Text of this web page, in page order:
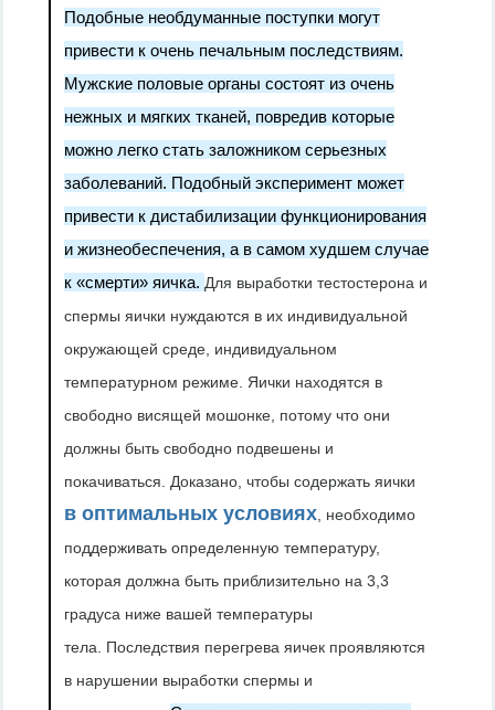
Подобные необдуманные поступки могут
привести к очень печальным последствиям.
Мужские половые органы состоят из очень
нежных и мягких тканей, повредив которые
можно легко стать заложником серьезных
заболеваний. Подобный эксперимент может
привести к дистабилизации функционирования
и жизнеобеспечения, а в самом худшем случае
к «смерти» яичка. Для выработки тестостерона и
спермы яички нуждаются в их индивидуальной
окружающей среде, индивидуальном
температурном режиме. Яички находятся в
свободно висящей мошонке, потому что они
должны быть свободно подвешены и
покачиваться. Доказано, чтобы содержать яички
в оптимальных условиях , необходимо
поддерживать определенную температуру,
которая должна быть приблизительно на 3,3
градуса ниже вашей температуры
тела. Последствия перегрева яичек проявляются
в нарушении выработки спермы и